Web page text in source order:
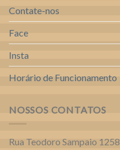
Contate-nos
Face
Insta
Horário de Funcionamento
NOSSOS CONTATOS
Rua Teodoro Sampaio 1258